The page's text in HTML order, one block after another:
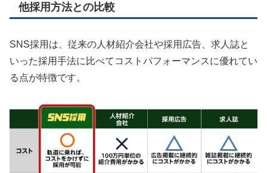
他採用方法との比較
SNS採用は、従来の人材紹介会社や採用広告、求人誌と
いった採用手法に比べてコストパフォーマンスに優れてい
る点が特徴です。